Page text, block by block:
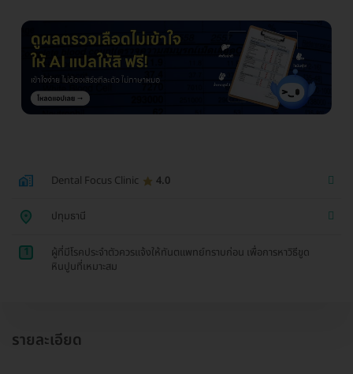
Dental Focus Clinic 4.0
ปทุมธานี
1
ผู้ที่มีโรคประจำตัวควรแจ้งให้ทันตแพทย์ทราบก่อน เพื่อการหาวิธีขูด
หินปูนที่เหมาะสม
รายละเอียด